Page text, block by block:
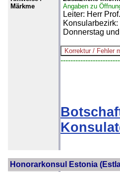
Märkme
Angaben zu
Leiter: Herr
Donnerstag
Honorarkonsul Estonia